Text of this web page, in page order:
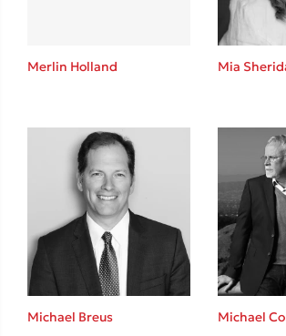
Ιωάννης
Ένας γίγαντας στο
Δανάη
Merlin Holland Mia
Michael Breus Michael